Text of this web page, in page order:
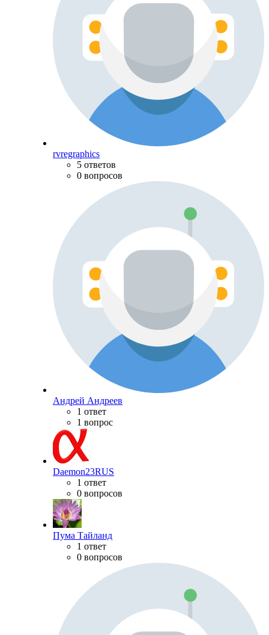
rvregraphics
5 ответов
0 вопросов
Андрей Андреев
1 ответ
1 вопрос
Daemon23RUS
1 ответ
0 вопросов
Пума Тайланд
1 ответ
0 вопросов